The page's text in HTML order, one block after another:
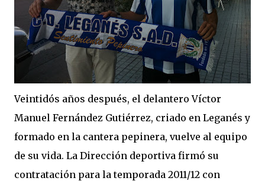
Veintidós años después, el delantero Víctor
Manuel Fernández Gutiérrez, criado en Leganés y
formado en la cantera pepinera, vuelve al equipo
de su vida. La Dirección deportiva firmó su
contratación para la temporada 2011/12 con